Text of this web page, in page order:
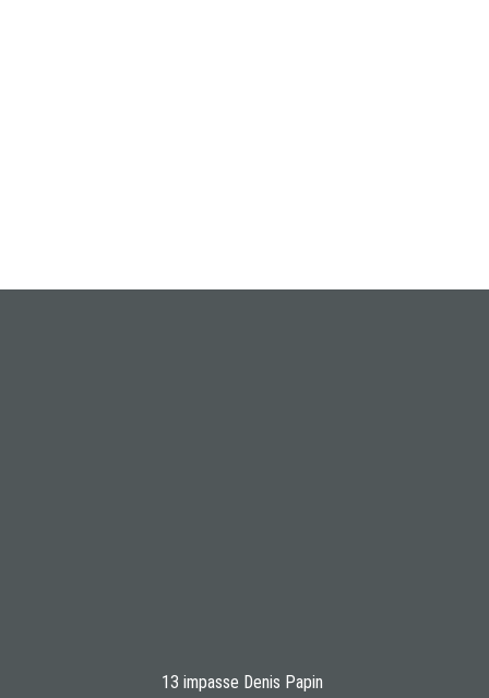
13 impasse Denis Papin